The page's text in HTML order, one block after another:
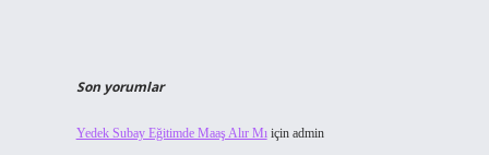
Son yorumlar
Yedek Subay Eğitimde Maaş Alır Mıiçin admin